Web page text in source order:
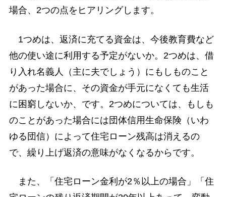
場合、2つの点をヒアリングします。
1つめは、返済に充てる資金は、今後教育費など
他の使い途に利用する予定がないか。2つめは、借
り入れ名義人（主に夫でしょう）にもしものこと
があった場合に、その資金が手元になくても生活
に困窮しないか、です。2つめについては、もしも
のことがあった場合には団体信用生命保険（いわ
ゆる団信）によって住宅ローン残高は消えるの
で、繰り上げ返済の意味がなくなるからです。
また、「住宅ローン金利が2％以上の場合」「住